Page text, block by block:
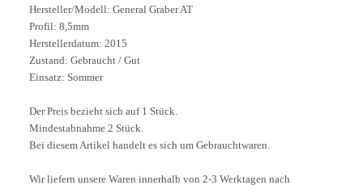
Hersteller/Modell: General Graber AT
Profil: 8,5mm
Herstellerdatum: 2015
Zustand: Gebraucht / Gut
Einsatz: Sommer
Der Preis bezieht sich auf 1 Stück.
Mindestabnahme 2 Stück.
Bei diesem Artikel handelt es sich um Gebrauchtwaren.
Wir liefern unsere Waren innerhalb von 2-3 Werktagen nach